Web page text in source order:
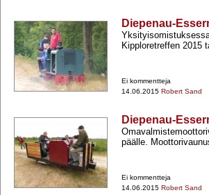
Diepenau-
Kipploretreffen 2015
Ei kommentteja
14.06.2015 Robert Sand
Diepenau-
päälle.
Ei kommentteja
14.06.2015 Robert Sand